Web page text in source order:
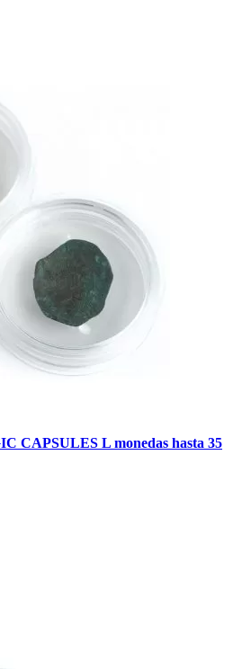
CAPSULES L monedas hasta 35